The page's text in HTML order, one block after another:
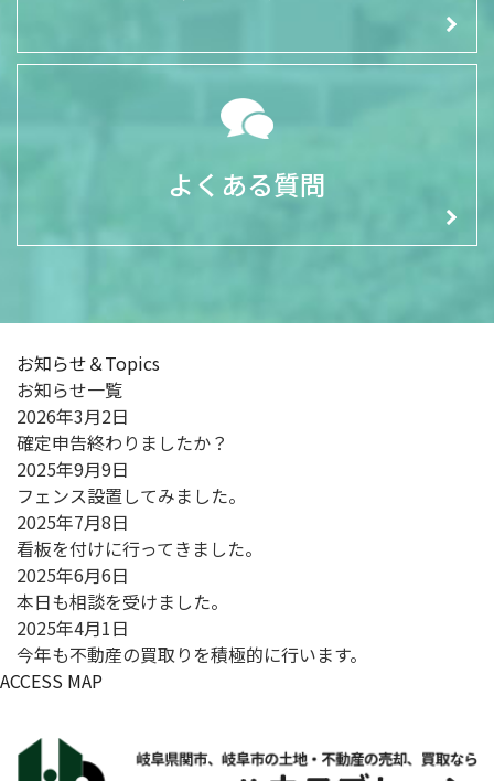
よくある質問
お知らせ＆Topics
お知らせ一覧
2026年3月2日
確定申告終わりましたか？
2025年9月9日
フェンス設置してみました。
2025年7月8日
看板を付けに行ってきました。
2025年6月6日
本日も相談を受けました。
2025年4月1日
今年も不動産の買取りを積極的に行います。
ACCESS MAP